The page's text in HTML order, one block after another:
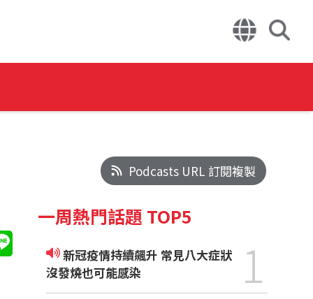
Podcasts URL 訂閱複製
一周熱門話題 TOP5
新冠疫情持續飆升 常見八大症狀
沒發燒也可能感染
1